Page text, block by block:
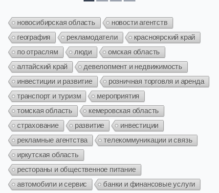
новосибирская область
новости агентств
география
рекламодатели
красноярский край
по отраслям
люди
омская область
алтайский край
девелопмент и недвижимость
инвестиции и развитие
розничная торговля и аренда
транспорт и туризм
мероприятия
томская область
кемеровская область
страхование
развитие
инвестиции
рекламные агентства
телекоммуникации и связь
иркутская область
рестораны и общественное питание
автомобили и сервис
банки и финансовые услуги